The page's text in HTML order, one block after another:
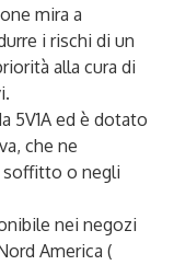
mira a
i rischi di un
alla cura di
5V1A ed è dotato
che ne
soffitto o negli
nei negozi
America (